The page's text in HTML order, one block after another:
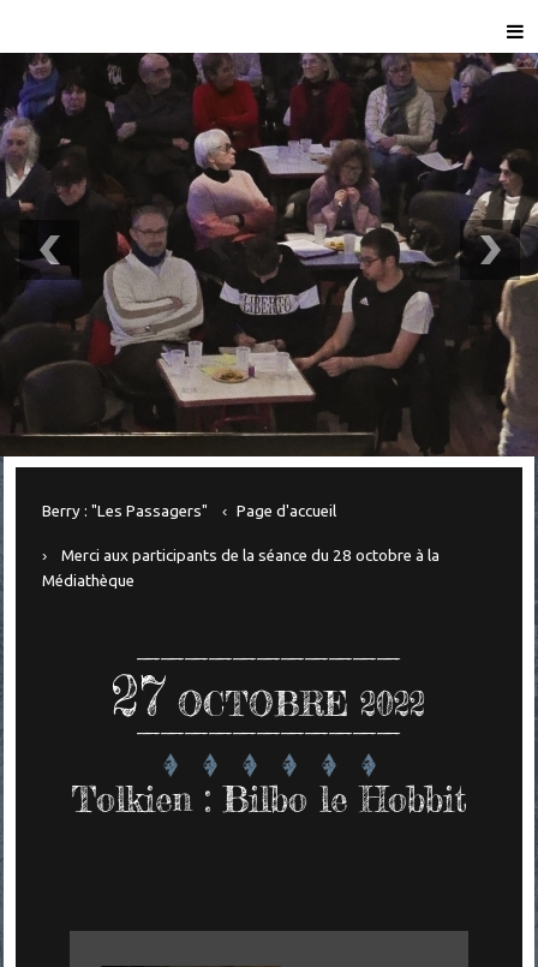
Berry : "Les Passagers" Page d'accueil
Merci aux participants de la séance du 28 octobre à la
Médiathèque
27 OCTOBRE 2022
Tolkien : Bilbo le Hobbit